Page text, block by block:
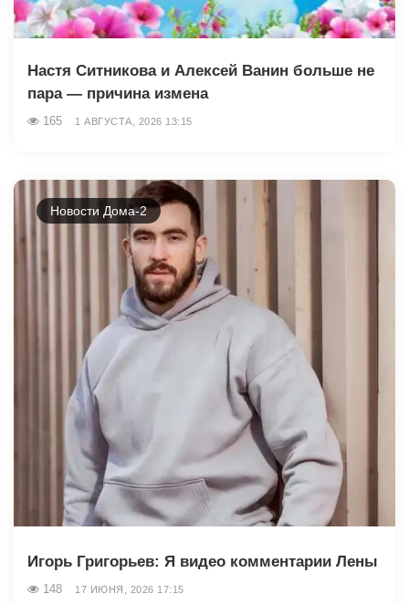
Настя Ситникова и Алексей Ванин больше не
пара — причина измена
165 1 АВГУСТА, 2026 13:15
Новости Дома-2
Игорь Григорьев: Я видео комментарии Лены
148 17 ИЮНЯ, 2026 17:15